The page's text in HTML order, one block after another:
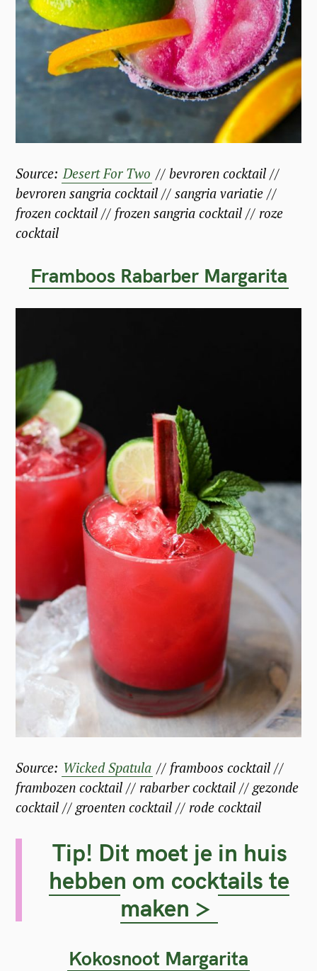
Source: Desert For Two // bevroren cocktail //
bevroren sangria cocktail // sangria variatie //
frozen cocktail // frozen sangria cocktail // roze
cocktail
Framboos Rabarber Margarita
Source: Wicked Spatula // framboos cocktail //
frambozen cocktail // rabarber cocktail // gezonde
cocktail // groenten cocktail // rode cocktail
Tip! Dit moet je in huis
hebben om cocktails te
maken >
Kokosnoot Margarita
a
r
r